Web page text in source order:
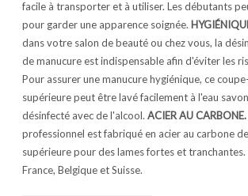
facile à transporter et à utiliser. Les débutants
pour garder une apparence soignée.
dans votre salon de beauté ou chez vous, la
de manucure est indispensable afin d'éviter les
Pour assurer une manucure hygiénique, ce
supérieure peut être lavé facilement à l'eau
désinfecté avec de l'alcool. ACIER AU CARBONE.
professionnel est fabriqué en acier au carbone
supérieure pour des lames fortes et tranchantes.
France, Belgique et Suisse.